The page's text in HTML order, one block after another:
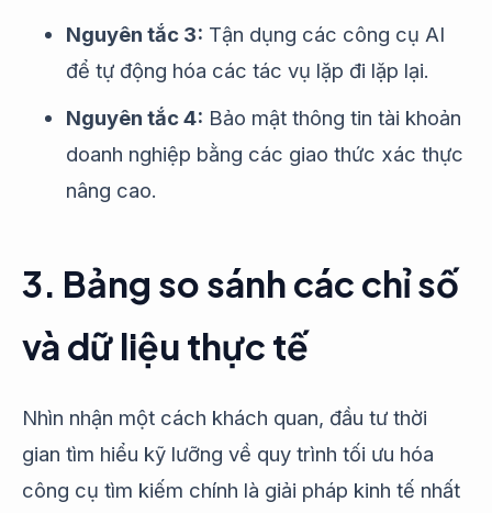
Nguyên tắc 3: Tận dụng các công cụ AI
để tự động hóa các tác vụ lặp đi lặp lại.
Nguyên tắc 4: Bảo mật thông tin tài khoản
doanh nghiệp bằng các giao thức xác thực
nâng cao.
3. Bảng so sánh các chỉ số
và dữ liệu thực tế
Nhìn nhận một cách khách quan, đầu tư thời
gian tìm hiểu kỹ lưỡng về quy trình tối ưu hóa
công cụ tìm kiếm chính là giải pháp kinh tế nhất